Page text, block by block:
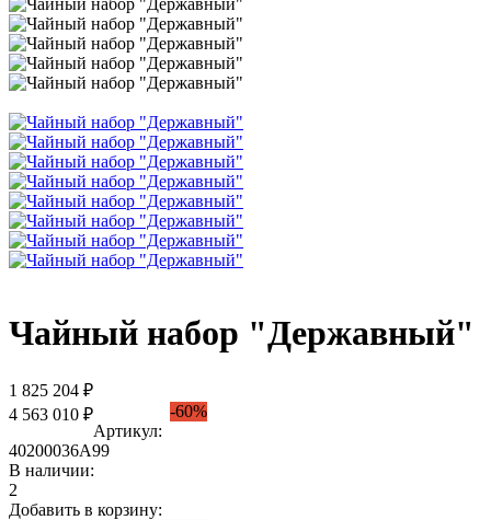
Чайный набор "Державный"
1 825 204 ₽
4 563 010 ₽
-60%
Артикул:
40200036А99
В наличии:
2
Добавить в корзину: